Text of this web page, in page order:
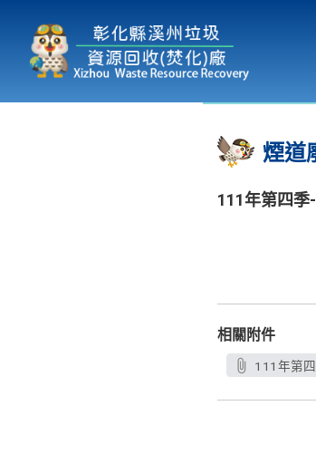
本廠簡介
:::
煙道
111年第四季
相關附件
111年第